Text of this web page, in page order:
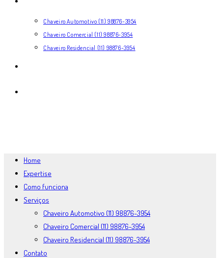
Chaveiro Automotivo (11) 98876-3954
Chaveiro Comercial (11) 98876-3954
Chaveiro Residencial (11) 98876-3954
Home
Expertise
Como funciona
Serviços
Chaveiro Automotivo (11) 98876-3954
Chaveiro Comercial (11) 98876-3954
Chaveiro Residencial (11) 98876-3954
Contato